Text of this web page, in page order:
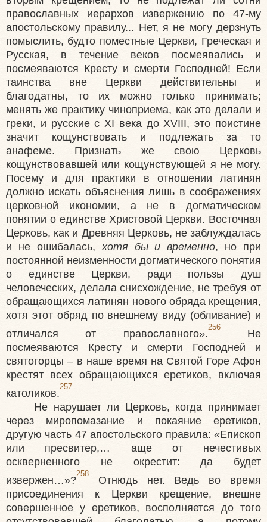
православных иерархов извержению по 47-му
апостольскому правилу... Нет, я не могу дерзнуть
помыслить, будто поместные Церкви, Греческая и
Русская, в течение веков посмеявались и
посмеяваются Кресту и смерти Господней! Если
таинства вне Церкви действительны и
благодатны, то их можно только принимать;
менять же практику чиноприема, как это делали и
греки, и русские с XI века до XVIII, это поистине
значит кощунствовать и подлежать за то
анафеме. Признать же свою Церковь
кощунствовавшей или кощунствующей я не могу.
Посему и для практики в отношении латинян
должно искать объяснения лишь в соображениях
церковной икономии, а не в догматическом
понятии о единстве Христовой Церкви. Восточная
Церковь, как и Древняя Церковь, не заблуждалась
и не ошибалась, хотя бы и временно, но при
постоянной неизменности догматического понятия
о единстве Церкви, ради пользы душ
человеческих, делала снисхождение, не требуя от
обращающихся латинян нового обряда крещения,
хотя этот обряд по внешнему виду (обливание) и
отличался от православного».
256
Не
посмеяваются Кресту и смерти Господней и
святогорцы – в наше время на Святой Горе Афон
крестят всех обращающихся еретиков, включая
католиков.
257
Не нарушает ли Церковь, когда принимает
через миропомазание и покаяние еретиков,
другую часть 47 апостольского правила: «Епископ
или пресвитер,… аще от нечестивых
оскверненного не окрестит: да будет
извержен…»?
258
Отнюдь нет. Ведь во время
присоединения к Церкви крещение, внешне
совершенное у еретиков, восполняется до того